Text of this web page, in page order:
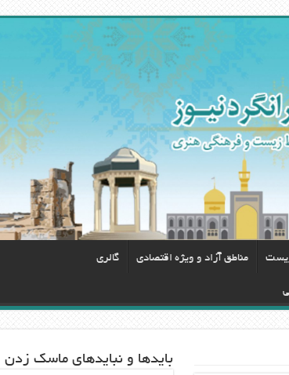
مناطق آزاد و ویژه اقتصادی گالری
باید‌ها و نبایدهای ماسک زدن